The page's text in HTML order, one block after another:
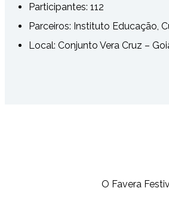
Participantes: 112
Parceiros: Instituto Educação,
Local: Conjunto Vera Cruz –
O Favera